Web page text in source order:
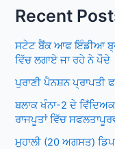
Recent
ਸਟੇਟ ਬੈਂਕ ਆਫ ਇੰਡੀਆ
ਵਿੱਚ ਲਗਾਏ ਜਾ ਰਹੇ ਨੇ ਪੌਦੇ
ਪੁਰਾਣੀ ਪੈਨਸ਼ਨ ਪ੍ਰਾਪਤੀ
ਬਲਾਕ ਖੰਨਾ-2 ਦੇ
ਰਾਜਪੂਤਾਂ ਵਿੱਚ
ਮੁਹਾਲੀ (20 ਅਗਸਤ)